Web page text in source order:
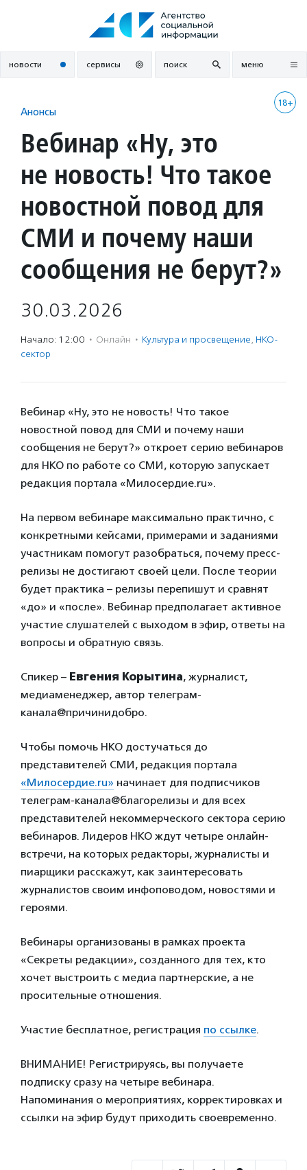
новости сервисы поиск меню
18+
Анонсы
Вебинар «Ну, это
не новость! Что такое
новостной повод для
СМИ и почему наши
сообщения не берут?»
30.03.2026
Начало: 12:00 · Онлайн · Культура и просвещение, НКО-
сектор
Вебинар «Ну, это не новость! Что такое
новостной повод для СМИ и почему наши
сообщения не берут?» откроет серию вебинаров
для НКО по работе со СМИ, которую запускает
редакция портала «Милосердие.ru».
На первом вебинаре максимально практично, с
конкретными кейсами, примерами и заданиями
участникам помогут разобраться, почему пресс-
релизы не достигают своей цели. После теории
будет практика – релизы перепишут и сравнят
«до» и «после». Вебинар предполагает активное
участие слушателей с выходом в эфир, ответы на
вопросы и обратную связь.
Спикер – Евгения Корытина, журналист,
медиаменеджер, автор телеграм-
канала@причинидобро.
Чтобы помочь НКО достучаться до
представителей СМИ, редакция портала
«Милосердие.ru» начинает для подписчиков
телеграм-канала@благорелизы и для всех
представителей некоммерческого сектора серию
вебинаров. Лидеров НКО ждут четыре онлайн-
встречи, на которых редакторы, журналисты и
пиарщики расскажут, как заинтересовать
журналистов своим инфоповодом, новостями и
героями.
Вебинары организованы в рамках проекта
«Секреты редакции», созданного для тех, кто
хочет выстроить с медиа партнерские, а не
просительные отношения.
Участие бесплатное, регистрация по ссылке.
ВНИМАНИЕ! Регистрируясь, вы получаете
подписку сразу на четыре вебинара.
Напоминания о мероприятиях, корректировках и
ссылки на эфир будут приходить своевременно.